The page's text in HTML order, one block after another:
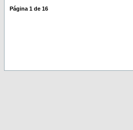
Página 1 de 16